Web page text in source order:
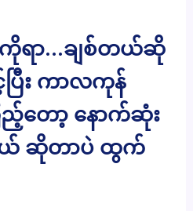
ကိုရာ…ချစ်တယ်ဆို
ြီး ကာလကုန်
ည့်တော့ နောက်ဆုံး
ယ် ဆိုတာပဲ ထွက်